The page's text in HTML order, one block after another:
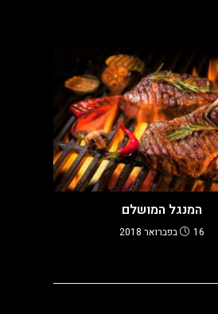
המנגל המושלם
16 בפברואר 2018